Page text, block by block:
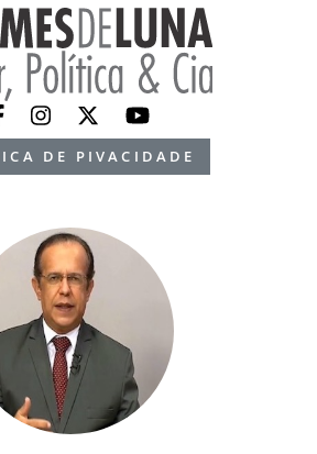
DE PIVACIDADE